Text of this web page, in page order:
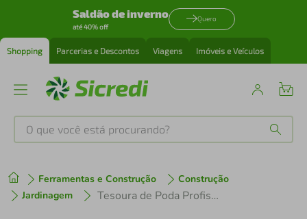
Saldão de inverno
até 40% off
Quero
Shopping Parcerias e Descontos Viagens Imóveis e Veículos
O que você está procurando?
Ferramentas e Construção
Construção
Jardinagem
Tesoura de Poda Profissional Tramontina com Lâmina Metálica e Cabo Revestido em Plástico
1º tenis